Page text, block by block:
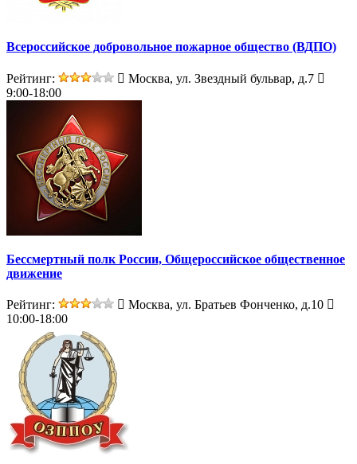
Всероссийское добровольное пожарное общество (ВДПО)
Рейтинг:
Москва, ул. Звездный бульвар, д.7
9:00-18:00
Бессмертный полк России, Общероссийское общественное
движение
Рейтинг:
Москва, ул. Братьев Фонченко, д.10
10:00-18:00